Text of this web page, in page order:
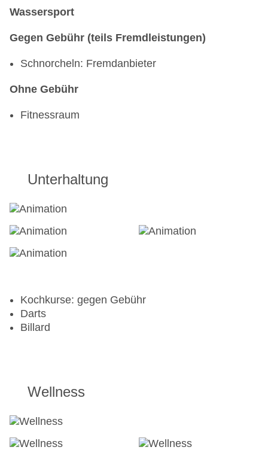
Wassersport
Gegen Gebühr (teils Fremdleistungen)
Schnorcheln: Fremdanbieter
Ohne Gebühr
Fitnessraum
Unterhaltung
Kochkurse: gegen Gebühr
Darts
Billard
Wellness